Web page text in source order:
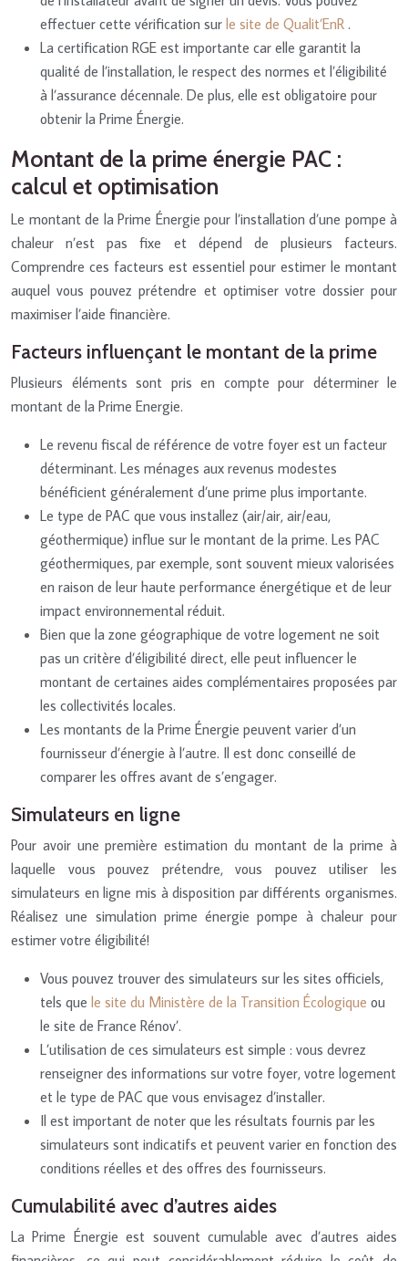
effectuer cette vérification sur le site de Qualit’EnR .
La certification RGE est importante car elle garantit la
qualité de l’installation, le respect des normes et l’éligibilité
à l’assurance décennale. De plus, elle est obligatoire pour
obtenir la Prime Énergie.
Montant de la prime énergie PAC :
calcul et optimisation
Le montant de la Prime Énergie pour l’installation d’une pompe à
chaleur n’est pas fixe et dépend de plusieurs facteurs.
Comprendre ces facteurs est essentiel pour estimer le montant
auquel vous pouvez prétendre et optimiser votre dossier pour
maximiser l’aide financière.
Facteurs influençant le montant de la prime
Plusieurs éléments sont pris en compte pour déterminer le
montant de la Prime Energie.
Le revenu fiscal de référence de votre foyer est un facteur
déterminant. Les ménages aux revenus modestes
bénéficient généralement d’une prime plus importante.
Le type de PAC que vous installez (air/air, air/eau,
géothermique) influe sur le montant de la prime. Les PAC
géothermiques, par exemple, sont souvent mieux valorisées
en raison de leur haute performance énergétique et de leur
impact environnemental réduit.
Bien que la zone géographique de votre logement ne soit
pas un critère d’éligibilité direct, elle peut influencer le
montant de certaines aides complémentaires proposées par
les collectivités locales.
Les montants de la Prime Énergie peuvent varier d’un
fournisseur d’énergie à l’autre. Il est donc conseillé de
comparer les offres avant de s’engager.
Simulateurs en ligne
Pour avoir une première estimation du montant de la prime à
laquelle vous pouvez prétendre, vous pouvez utiliser les
simulateurs en ligne mis à disposition par différents organismes.
Réalisez une simulation prime énergie pompe à chaleur pour
estimer votre éligibilité!
Vous pouvez trouver des simulateurs sur les sites officiels,
tels que le site du Ministère de la Transition Écologique ou
le site de France Rénov’.
L’utilisation de ces simulateurs est simple : vous devrez
renseigner des informations sur votre foyer, votre logement
et le type de PAC que vous envisagez d’installer.
Il est important de noter que les résultats fournis par les
simulateurs sont indicatifs et peuvent varier en fonction des
conditions réelles et des offres des fournisseurs.
Cumulabilité avec d’autres aides
La Prime Énergie est souvent cumulable avec d’autres aides